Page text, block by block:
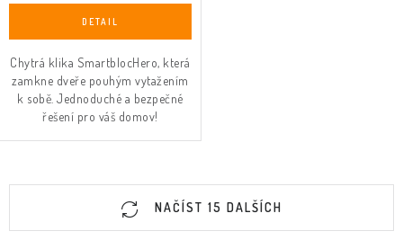
Chytrá klika SmartblocHero, která
zamkne dveře pouhým vytažením
k sobě. Jednoduché a bezpečné
řešení pro váš domov!
NAČÍST 15 DALŠÍCH